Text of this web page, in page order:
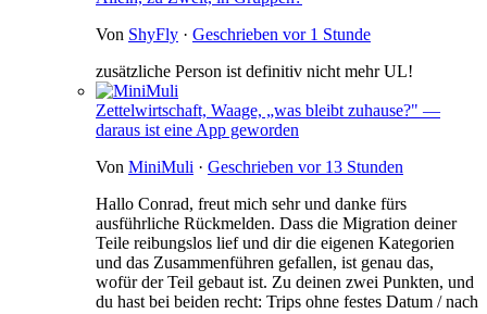
Von ShyFly · Geschrieben vor 1 Stunde
zusätzliche Person ist definitiv nicht mehr UL!
Zettelwirtschaft, Waage, „was bleibt zuhause?" —
daraus ist eine App geworden
Von MiniMuli · Geschrieben vor 13 Stunden
Hallo Conrad, freut mich sehr und danke fürs
ausführliche Rückmelden. Dass die Migration deiner
Teile reibungslos lief und dir die eigenen Kategorien
und das Zusammenführen gefallen, ist genau das,
wofür der Teil gebaut ist. Zu deinen zwei Punkten, und
du hast bei beiden recht: Trips ohne festes Datum / nach